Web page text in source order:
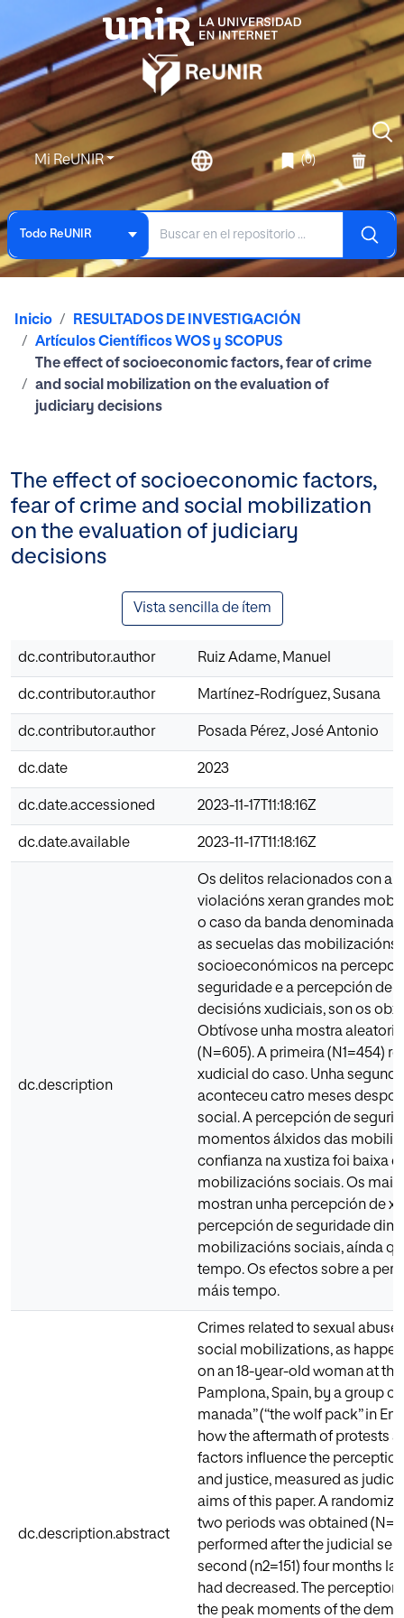
Mi ReUNIR (0)
Todo ReUNIR
Inicio
RESULTADOS DE INVESTIGACIÓN
Artículos Científicos WOS y SCOPUS
The effect of socioeconomic factors, fear of crime
and social mobilization on the evaluation of
judiciary decisions
The effect of socioeconomic factors,
fear of crime and social mobilization
on the evaluation of judiciary
decisions
Vista sencilla de ítem
dc.contributor.author Ruiz Adame, Manuel
dc.contributor.author Martínez-Rodríguez, Susana
dc.contributor.author Posada Pérez, José Antonio
dc.date 2023
dc.date.accessioned 2023-11-17T11:18:16Z
dc.date.available 2023-11-17T11:18:16Z
dc.description
Os delitos relacionados con
violacións xeran grandes
o caso da banda denominada
as secuelas das mobilizacións
socioeconómicos na
seguridade e a percepción de
decisións xudiciais, son os
Obtívose unha mostra
(N=605). A primeira (N1=454)
xudicial do caso. Unha segunda
aconteceu catro meses
social. A percepción de
momentos álxidos das
confianza na xustiza foi baixa e
mobilizacións sociais. Os
mostran unha percepción de
percepción de seguridade
mobilizacións sociais, aínda
tempo. Os efectos sobre a
máis tempo.
dc.description.abstract
Crimes related to sexual abuse
social mobilizations, as
on an 18-year-old woman at
Pamplona, Spain, by a group of
manada” (“the wolf pack” in
how the aftermath of protests
factors influence the
and justice, measured as
aims of this paper. A
two periods was obtained
performed after the judicial
second (n2=151) four months
had decreased. The
the peak moments of the